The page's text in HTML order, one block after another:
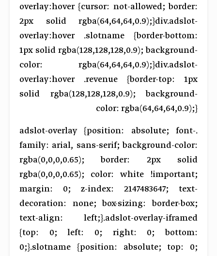
overlay:hover {cursor: not-allowed; border:
2px solid rgba(64,64,64,0.9);}div.adslot-
overlay:hover .slotname {border-bottom:
1px solid rgba(128,128,128,0.9); background-
color: rgba(64,64,64,0.9);}div.adslot-
overlay:hover .revenue {border-top: 1px
solid rgba(128,128,128,0.9); background-
color: rgba(64,64,64,0.9);}
.adslot-overlay {position: absolute; font-
family: arial, sans-serif; background-color:
rgba(0,0,0,0.65); border: 2px solid
rgba(0,0,0,0.65); color: white !important;
margin: 0; z-index: 2147483647; text-
decoration: none; box-sizing: border-box;
text-align: left;}.adslot-overlay-iframed
{top: 0; left: 0; right: 0; bottom:
0;}.slotname {position: absolute; top: 0;